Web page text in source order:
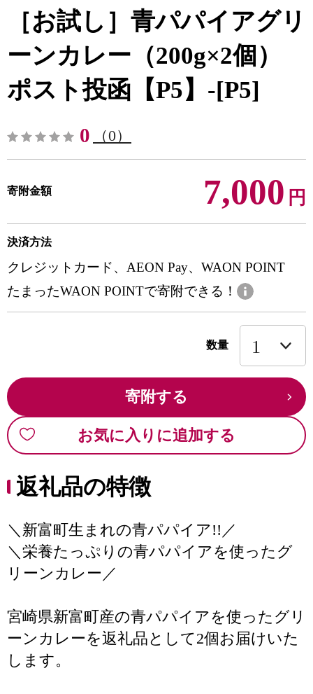
［お試し］青パパイアグリ
ーンカレー（200g×2個）
ポスト投函【P5】-[P5]
0 （0）
寄附金額 7,000 円
決済方法
クレジットカード、AEON Pay、WAON POINT
たまったWAON POINTで寄附できる！
数量
寄附する
お気に入りに追加する
返礼品の特徴
＼新富町生まれの青パパイア!!／
＼栄養たっぷりの青パパイアを使ったグ
リーンカレー／
宮崎県新富町産の青パパイアを使ったグリ
ーンカレーを返礼品として2個お届けいた
します。